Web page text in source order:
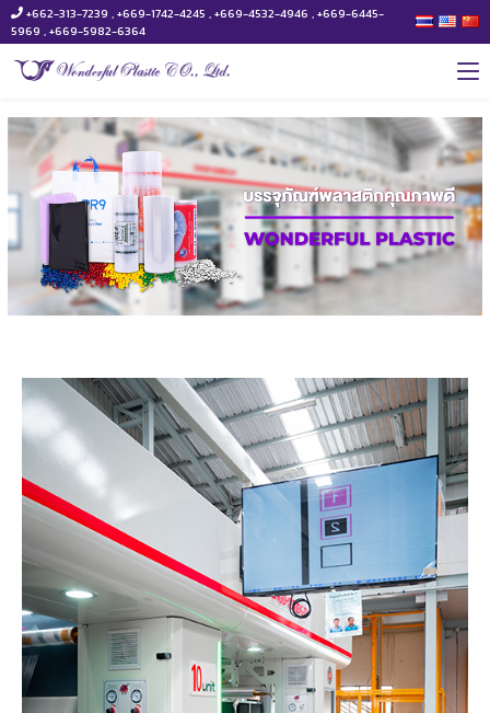
+662-313-7239 , +669-1742-4245 , +669-4532-4946 , +669-6445-
5969 , +669-5982-6364